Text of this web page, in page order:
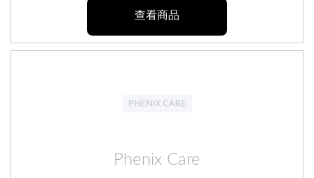
查看商品
Phenix Care